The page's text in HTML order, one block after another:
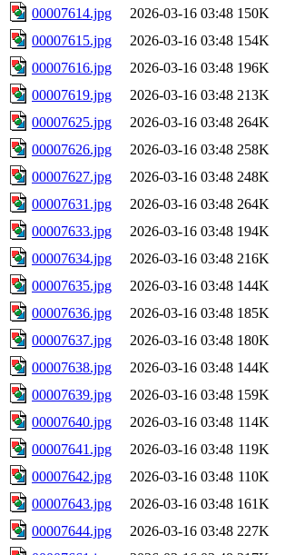
00007614.jpg
2026-03-16 03:48 150K
00007615.jpg
2026-03-16 03:48 154K
00007616.jpg
2026-03-16 03:48 196K
00007619.jpg
2026-03-16 03:48 213K
00007625.jpg
2026-03-16 03:48 264K
00007626.jpg
2026-03-16 03:48 258K
00007627.jpg
2026-03-16 03:48 248K
00007631.jpg
2026-03-16 03:48 264K
00007633.jpg
2026-03-16 03:48 194K
00007634.jpg
2026-03-16 03:48 216K
00007635.jpg
2026-03-16 03:48 144K
00007636.jpg
2026-03-16 03:48 185K
00007637.jpg
2026-03-16 03:48 180K
00007638.jpg
2026-03-16 03:48 144K
00007639.jpg
2026-03-16 03:48 159K
00007640.jpg
2026-03-16 03:48 114K
00007641.jpg
2026-03-16 03:48 119K
00007642.jpg
2026-03-16 03:48 110K
00007643.jpg
2026-03-16 03:48 161K
00007644.jpg
2026-03-16 03:48 227K